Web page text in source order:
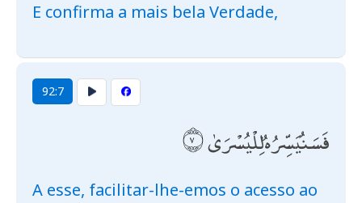
E confirma a mais bela Verdade,
92:7
فَسَنُيَسِّرُهُ لِلْيُسْرَىٰ
A esse, facilitar-lhe-emos o acesso ao